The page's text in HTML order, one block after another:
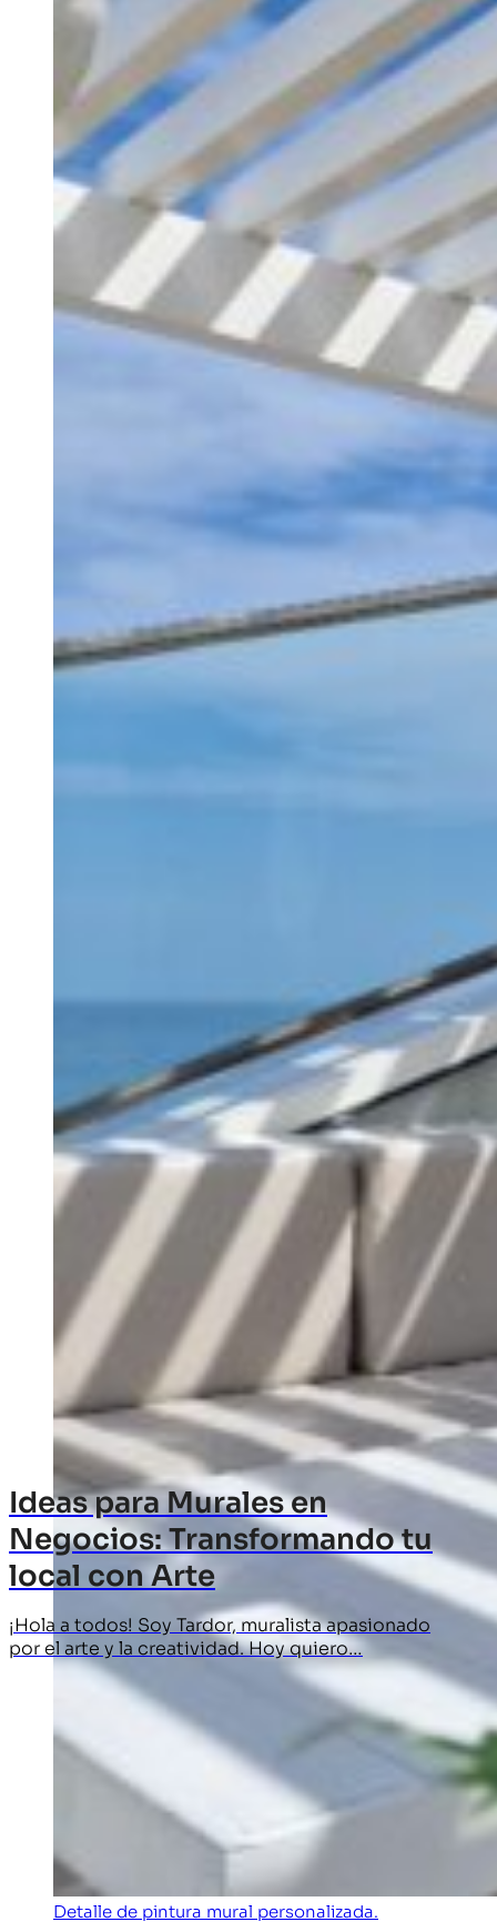
Detalle de pintura mural personalizada.
Ideas para Murales en
Negocios: Transformando tu
local con Arte
¡Hola a todos! Soy Tardor, muralista apasionado
por el arte y la creatividad. Hoy quiero…